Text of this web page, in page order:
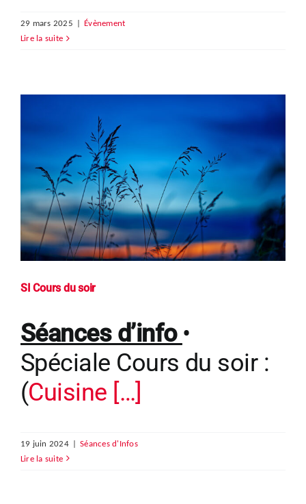
29 mars 2025 | Évènement
Lire la suite
SI Cours du soir
Séances d’info •
Spéciale Cours du soir :
(Cuisine […]
19 juin 2024 | Séances d'Infos
Lire la suite